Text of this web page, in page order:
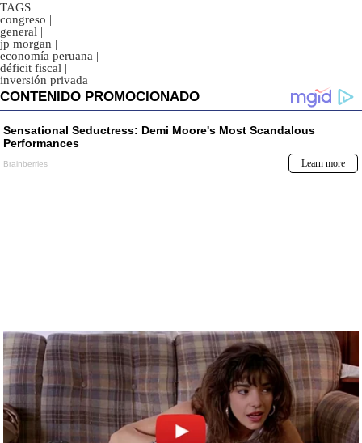
TAGS
congreso |
general |
jp morgan |
economía peruana |
déficit fiscal |
inversión privada